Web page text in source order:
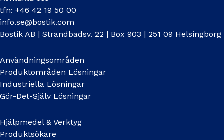
tfn: +46 42 19 50 00
info.se@bostik.com
Bostik AB | Strandbadsv. 22 | Box 903 | 251 09 Helsingborg
Användningsområden
Produktområden Lösningar
Industriella Lösningar
Gör-Det-Själv Lösningar
Hjälpmedel & Verktyg
Produktsökare